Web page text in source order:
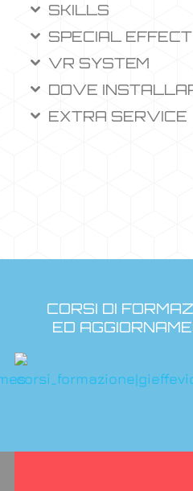
SKILLS
SPECIAL EFFECT​
VR SYSTEM​
DOVE
EXTRA SERVICE
CORSI DI
ED